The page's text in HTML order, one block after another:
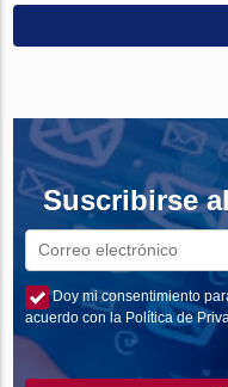
Suscribirse
Doy mi consentimiento
acuerdo con la Política de